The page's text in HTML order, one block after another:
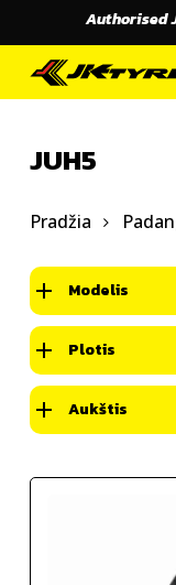
content
Authorised
JUH5
Pradžia
Modelis
Plotis
Aukštis